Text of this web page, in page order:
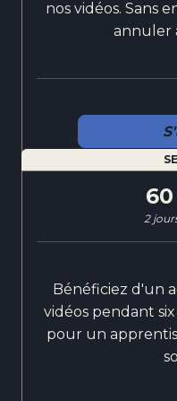
nos vidéos. Sans
annuler
2
Bénéficiez d'un
vidéos pendant
pour un